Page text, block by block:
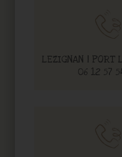
LEZIGNAN | PORT
06 12 57